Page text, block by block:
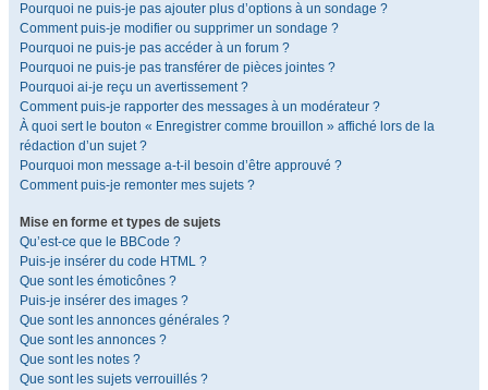
Pourquoi ne puis-je pas ajouter plus d’options à un sondage ?
Comment puis-je modifier ou supprimer un sondage ?
Pourquoi ne puis-je pas accéder à un forum ?
Pourquoi ne puis-je pas transférer de pièces jointes ?
Pourquoi ai-je reçu un avertissement ?
Comment puis-je rapporter des messages à un modérateur ?
À quoi sert le bouton « Enregistrer comme brouillon » affiché lors de la
rédaction d’un sujet ?
Pourquoi mon message a-t-il besoin d’être approuvé ?
Comment puis-je remonter mes sujets ?
Mise en forme et types de sujets
Qu’est-ce que le BBCode ?
Puis-je insérer du code HTML ?
Que sont les émoticônes ?
Puis-je insérer des images ?
Que sont les annonces générales ?
Que sont les annonces ?
Que sont les notes ?
Que sont les sujets verrouillés ?